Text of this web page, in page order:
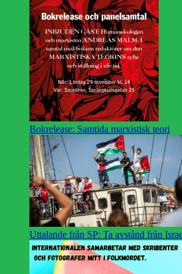
Bokrelease: Samtida marxistisk teori
Uttalande från SP: Ta avstånd från